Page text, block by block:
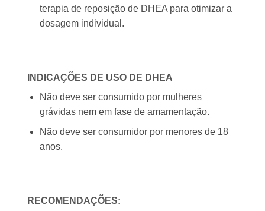
terapia de reposição de DHEA para otimizar a
dosagem individual.
INDICAÇÕES DE USO DE DHEA
Não deve ser consumido por mulheres
grávidas nem em fase de amamentação.
Não deve ser consumidor por menores de 18
anos.
RECOMENDAÇÕES: